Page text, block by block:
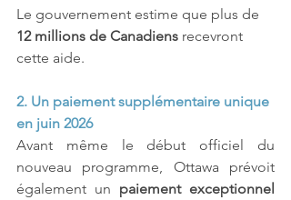
Le gouvernement estime que plus de
12 millions de Canadiens recevront
cette aide.
2. Un paiement supplémentaire unique
en juin 2026
Avant même le début officiel du
nouveau programme, Ottawa prévoit
également un paiement exceptionnel